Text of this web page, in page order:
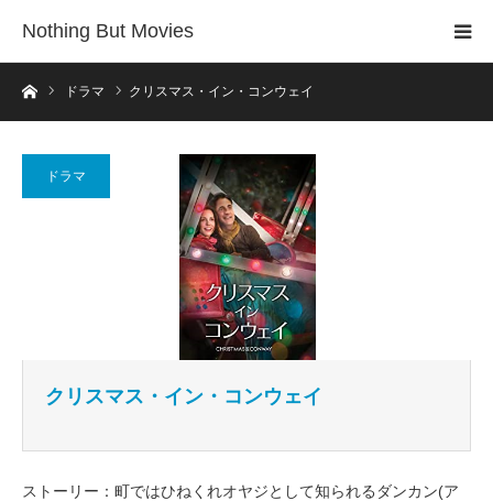
Nothing But Movies
ホームドラマ クリスマス・イン・コンウェイ
ドラマ
クリスマス・イン・コンウェイ
ストーリー：町ではひねくれオヤジとして知られるダンカン(ア